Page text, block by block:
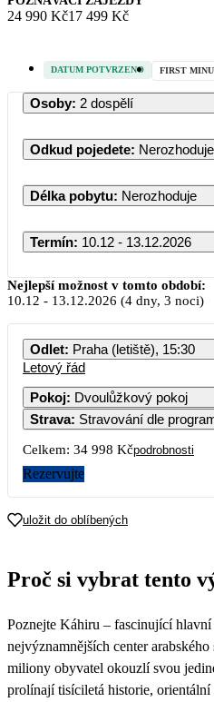
24 990 Kč17 499 Kč
DATUM POTVRZENO FIRST
Osoby: 2 dospělí
Odkud pojedete: Nerozhoduje
Délka pobytu: Nerozhoduje
Termín: 10.12 - 13.12.2026
PO ÚT ST
7 8 9
21
Nejlepší možnost v tomto období:
10.12 - 13.12.2026 (4 dny, 3 noci)
Odlet: Praha (letiště), 15:30
Letový řád
Pokoj: Dvoulůžkový pokoj
Strava: Stravování dle
Celkem: 34 998 Kčpodrobnosti
Rezervujte
uložit do oblíbených
Proč si vybrat tento
Poznejte Káhiru – fascinující hlavní
nejvýznamnějších center
miliony obyvatel okouzlí svou
prolínají tisíciletá historie, orientální